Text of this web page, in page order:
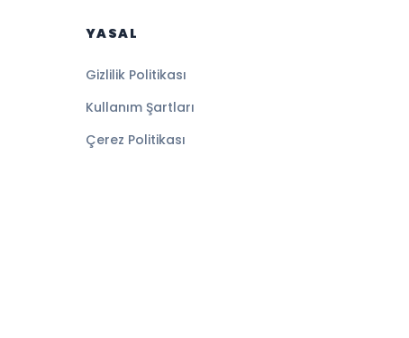
YASAL
Gizlilik Politikası
Kullanım Şartları
Çerez Politikası